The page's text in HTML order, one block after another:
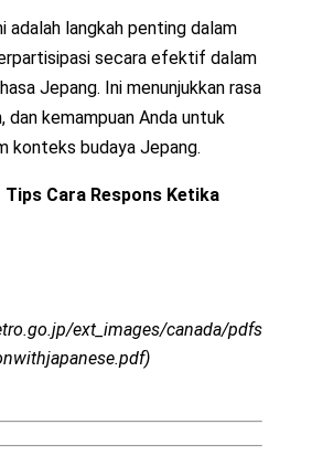
adalah langkah penting dalam
secara efektif dalam
Jepang. Ini menunjukkan rasa
dan kemampuan Anda untuk
konteks budaya Jepang.
Cara Respons Ketika
ext_images/canada/pdfs